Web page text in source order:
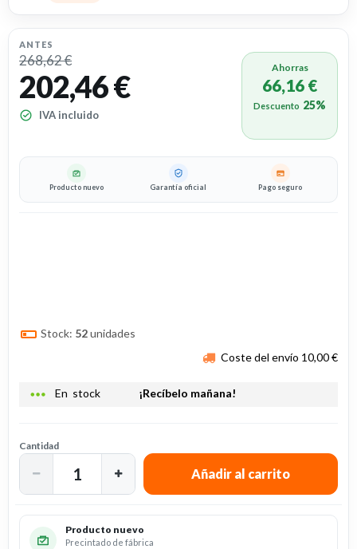
ANTES
268,62 €
202,46 €
IVA incluido
Ahorras
66,16 €
Descuento 25%
Producto nuevo Garantía oficial Pago seguro
Stock: 52unidades
Coste del envío 10,00 €
more_horiz En stock ¡Recíbelo mañana!
Cantidad
Producto nuevo
Precintado de fábrica